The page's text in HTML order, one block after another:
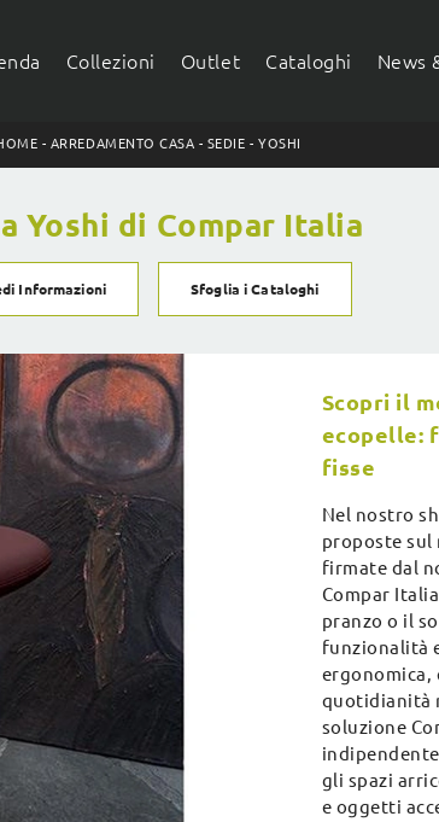
Collezioni Outlet Cataloghi News
- ARREDAMENTO CASA - SEDIE -YOSHI
Yoshi di Compar Italia
Informazioni Sfoglia i Cataloghi
Scopri il
ecopelle:
fisse
Nel nostro
proposte sul
firmate dal
Compar
pranzo o il
funzionalità
ergonomica,
quotidianità
soluzione
gli spazi
e oggetti